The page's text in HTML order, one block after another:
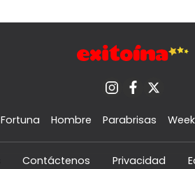
Fortuna Hombre Parabrisas
Contáctenos Privacidad